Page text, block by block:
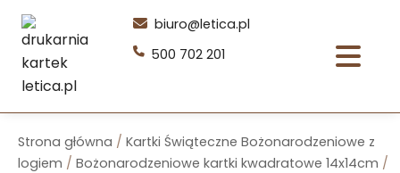
Przejdź
treści
biuro@letica.pl
500 702 201
Strona główna / Kartki Świąteczne Bożonarodzeniowe z
logiem / Bożonarodzeniowe kartki kwadratowe 14x14cm /